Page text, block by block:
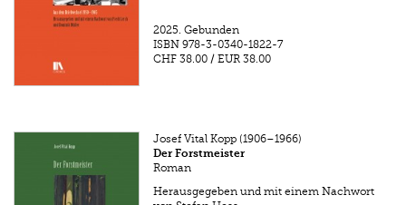
2025. Gebunden
ISBN 978-3-0340-1822-7
CHF 38.00 /EUR 38.00
Josef Vital Kopp (1906–1966)
Der Forstmeister
Roman
Herausgegeben und mit einem Nachwort